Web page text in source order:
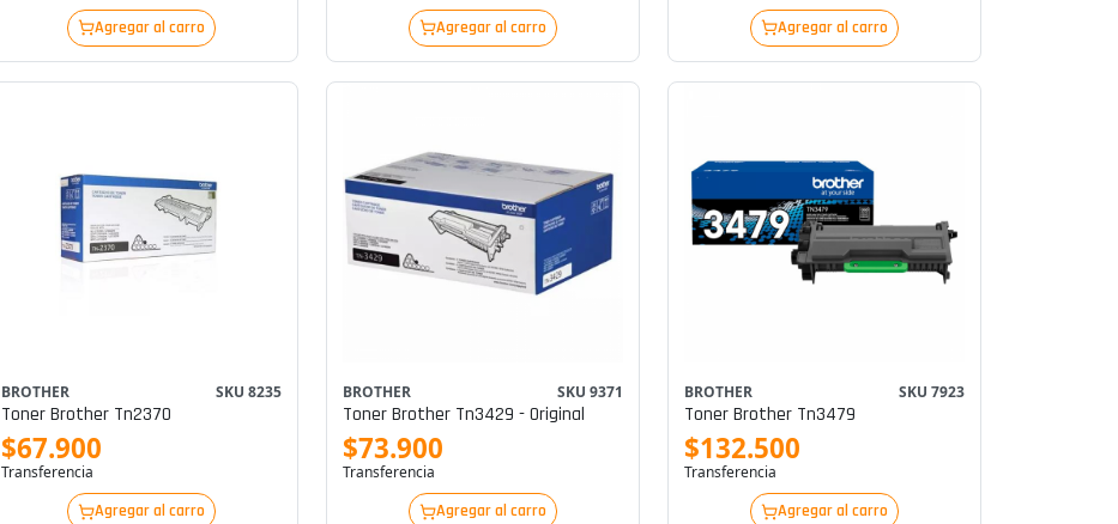
Agregar al carro Agregar al carro Agregar al carro
BROTHER SKU 8235
Toner Brother Tn2370
$67.900
Transferencia
Agregar al carro
BROTHER SKU 9371
Toner Brother Tn3429 - Original
$73.900
Transferencia
Agregar al carro
BROTHER SKU 7923
Toner Brother Tn3479
$132.500
Transferencia
Agregar al carro